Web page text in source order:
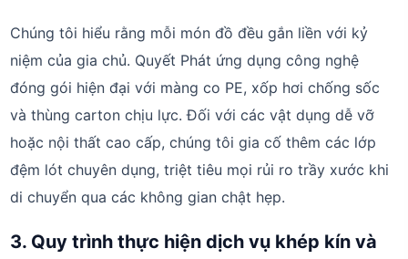
Chúng tôi hiểu rằng mỗi món đồ đều gắn liền với kỷ
niệm của gia chủ. Quyết Phát ứng dụng công nghệ
đóng gói hiện đại với màng co PE, xốp hơi chống sốc
và thùng carton chịu lực. Đối với các vật dụng dễ vỡ
hoặc nội thất cao cấp, chúng tôi gia cố thêm các lớp
đệm lót chuyên dụng, triệt tiêu mọi rủi ro trầy xước khi
di chuyển qua các không gian chật hẹp.
3. Quy trình thực hiện dịch vụ khép kín và